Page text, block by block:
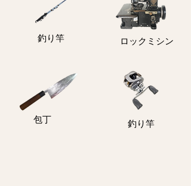
釣り竿 ロックミシン
包丁 釣り竿